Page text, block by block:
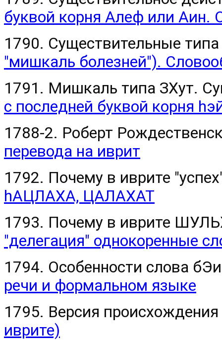
буквой корня Алеф или Аин.
1790. Существительные
"мишкаль болезней").
1791. Мишкаль типа ЗХут.
с последней буквой корня
1788-2. Роберт
перевода на иврит
1792. Почему в иврите
hАЦЛАХА, ЦАЛАХАТ
1793. Почему в иврите
"делегация" однокоренные
1794. Особенности слова
речи и формальном языке
1795. Версия происхождения
иврите)